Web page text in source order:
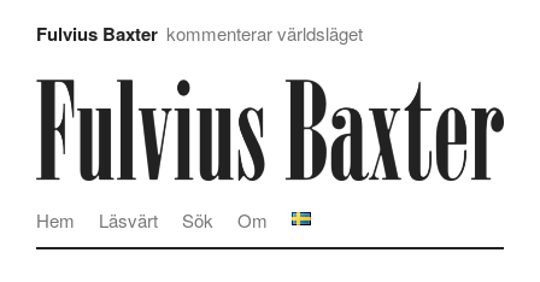
Fulvius Baxter kommenterar världsläget
Om
Sök
Läsvärt
Hem